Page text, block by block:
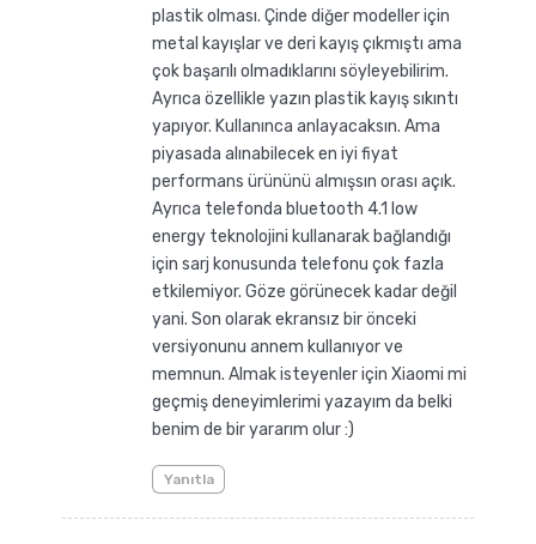
plastik olması. Çinde diğer modeller için
metal kayışlar ve deri kayış çıkmıştı ama
çok başarılı olmadıklarını söyleyebilirim.
Ayrıca özellikle yazın plastik kayış sıkıntı
yapıyor. Kullanınca anlayacaksın. Ama
piyasada alınabilecek en iyi fiyat
performans ürününü almışsın orası açık.
Ayrıca telefonda bluetooth 4.1 low
energy teknolojini kullanarak bağlandığı
için sarj konusunda telefonu çok fazla
etkilemiyor. Göze görünecek kadar değil
yani. Son olarak ekransız bir önceki
versiyonunu annem kullanıyor ve
memnun. Almak isteyenler için Xiaomi mi
geçmiş deneyimlerimi yazayım da belki
benim de bir yararım olur :)
Yanıtla